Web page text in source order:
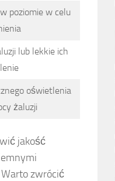
poziomie w celu
lub lekkie ich
oświetlenia
żaluzji
jakość
zwrócić